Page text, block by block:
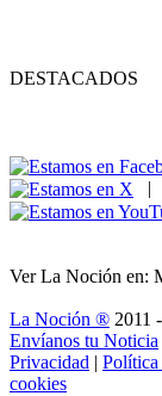
DESTACADOS
|
Ver La Noción en:
La Noción ® 2011
Envíanos tu Noticia
Privacidad | Política
cookies